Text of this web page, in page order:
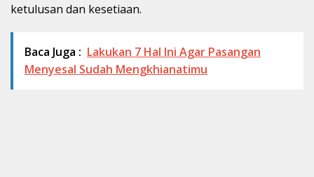
ketulusan dan kesetiaan.
Baca Juga : Lakukan 7 Hal Ini Agar Pasangan
Menyesal Sudah Mengkhianatimu